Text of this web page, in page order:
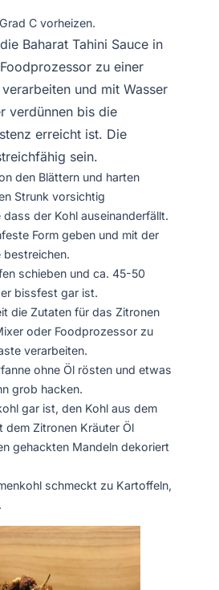
C vorheizen.
Baharat Tahini Sauce in
zu einer
und mit Wasser
verdünnen bis die
erreicht ist. Die
sein.
den Blättern und harten
Strunk vorsichtig
der Kohl auseinanderfällt.
Form geben und mit der
bestreichen.
schieben und ca. 45-50
bissfest gar ist.
die Zutaten für das Zitronen
oder Foodprozessor zu
verarbeiten.
ohne Öl rösten und etwas
grob hacken.
gar ist, den Kohl aus dem
dem Zitronen Kräuter Öl
gehackten Mandeln dekoriert
schmeckt zu Kartoffeln,